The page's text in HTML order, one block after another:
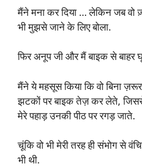
मैंने मना कर दिया … लेकिन जब वो
भी मुझसे जाने के लिए बोला.
फिर अनूप जी और मैं बाइक से बाहर
मैंने ये महसूस किया कि वो बिना
झटकों पर बाइक तेज़ कर लेते,
मेरे पहाड़ उनकी पीठ पर रगड़ जाते.
चूंकि वो भी मेरी तरह ही संभोग से
भी थी.